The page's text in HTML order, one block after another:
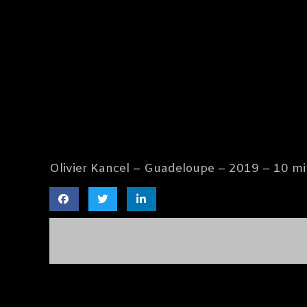
Olivier Kancel – Guadeloupe – 2019 – 10